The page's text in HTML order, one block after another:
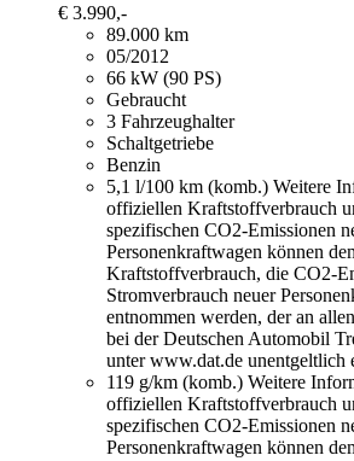
€ 3.990,-
89.000 km
05/2012
66 kW (90 PS)
Gebraucht
3 Fahrzeughalter
Schaltgetriebe
Benzin
5,1 l/100 km (komb.) Weitere
offiziellen Kraftstoffverbrauch
spezifischen CO2-Emissionen
Personenkraftwagen können
Kraftstoffverbrauch, die CO2-
Stromverbrauch neuer
entnommen werden, der an
bei der Deutschen Automobil
unter www.dat.de unentgeltlich
119 g/km (komb.) Weitere
offiziellen Kraftstoffverbrauch
spezifischen CO2-Emissionen
Personenkraftwagen können